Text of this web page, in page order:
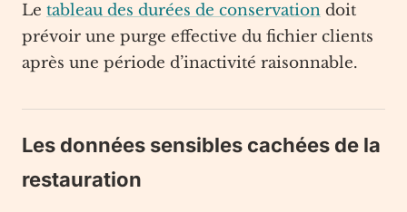
Le tableau des durées de conservation doit
prévoir une purge effective du fichier clients
après une période d’inactivité raisonnable.
Les données sensibles cachées de la
restauration